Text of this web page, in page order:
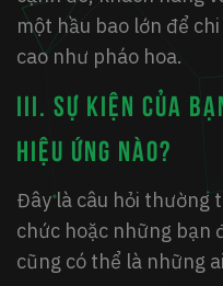
một hầu bao lớn để
cao như pháo hoa.
III. SỰ KIỆN CỦA
HIỆU ỨNG NÀO?
Đây là câu hỏi thường
chức hoặc những bạn
cũng có thể là những